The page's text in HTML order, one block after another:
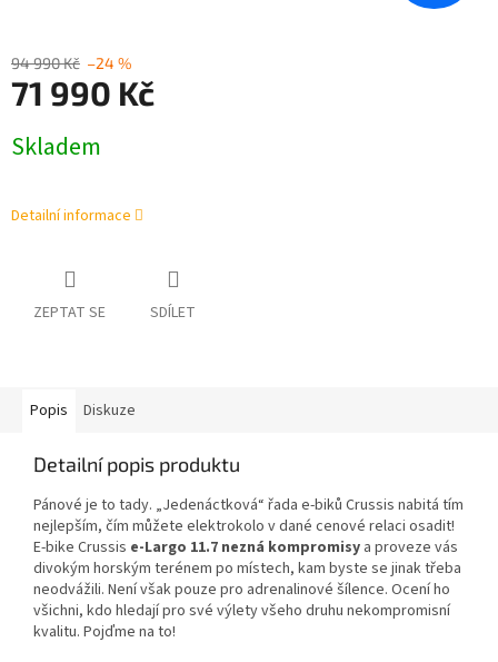
94 990 Kč –24 %
71 990 Kč
cena:
Skladem
Detailní informace
ZEPTAT SE SDÍLET
Popis Diskuze
Detailní popis produktu
Pánové je to tady. „Jedenáctková“ řada e-biků Crussis nabitá tím
nejlepším, čím můžete elektrokolo v dané cenové relaci osadit!
E-bike Crussis e-Largo 11.7 nezná kompromisy a proveze vás
divokým horským terénem po místech, kam byste se jinak třeba
neodvážili. Není však pouze pro adrenalinové šílence. Ocení ho
všichni, kdo hledají pro své výlety všeho druhu nekompromisní
kvalitu. Pojďme na to!